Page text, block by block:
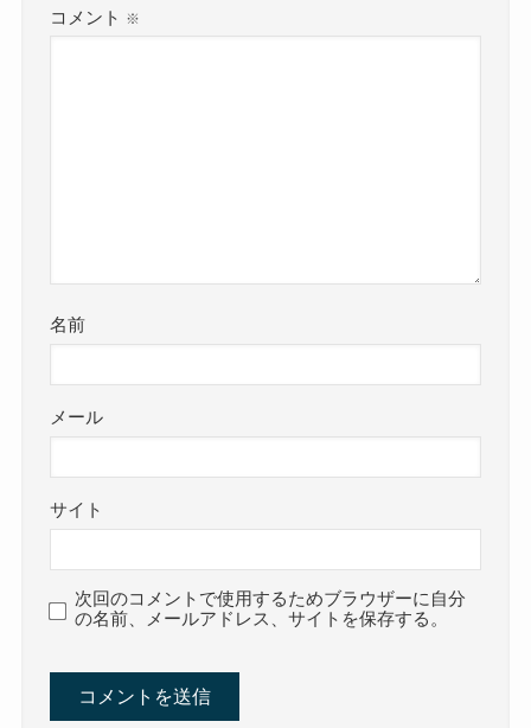
コメント ※
名前
メール
サイト
次回のコメントで使用するためブラウザーに自分
の名前、メールアドレス、サイトを保存する。